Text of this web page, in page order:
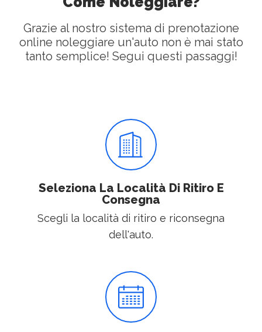
Grazie al nostro sistema di prenotazione
online noleggiare un'auto non è mai stato
tanto semplice! Segui questi passaggi!
Seleziona La Località Di Ritiro E
Consegna
Scegli la località di ritiro e riconsegna
dell'auto.